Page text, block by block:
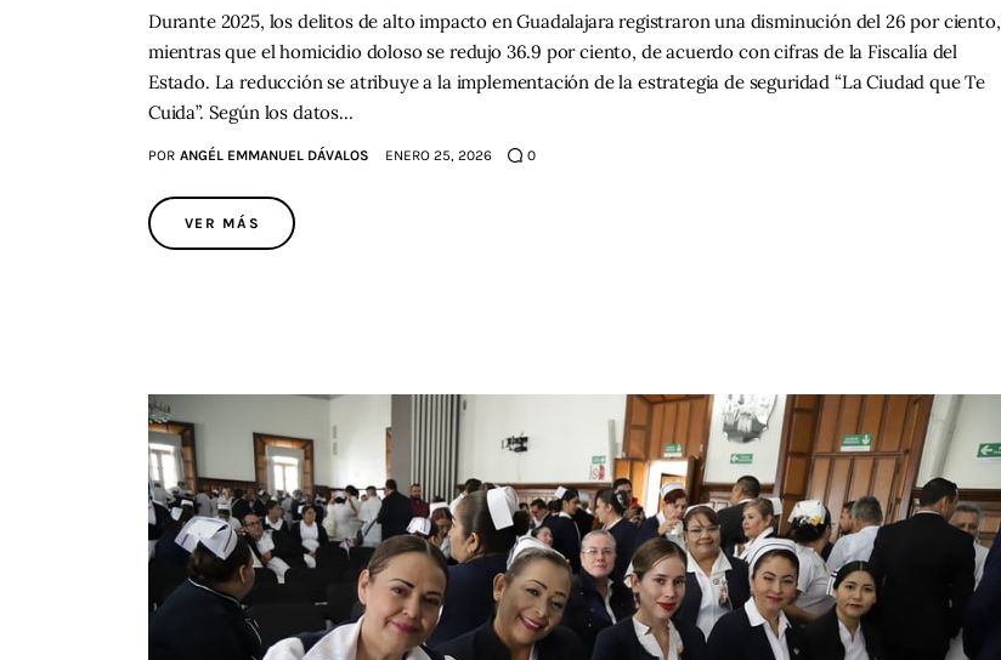
Durante 2025, los delitos de alto impacto en Guadalajara registraron una disminución del 26 por ciento,
mientras que el homicidio doloso se redujo 36.9 por ciento, de acuerdo con cifras de la Fiscalía del
Estado. La reducción se atribuye a la implementación de la estrategia de seguridad “La Ciudad que Te
Cuida”. Según los datos…
POR ANGÉL EMMANUEL DÁVALOS ENERO 25, 2026 0
VER MÁS